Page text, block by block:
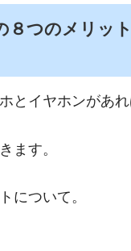
つのメリッ
とイヤホンがあれ
ます。
について。